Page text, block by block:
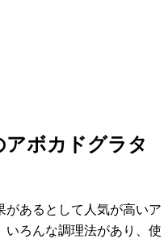
ボカドグラタ
があるとして人気が高いア
いろんな調理法があり、使